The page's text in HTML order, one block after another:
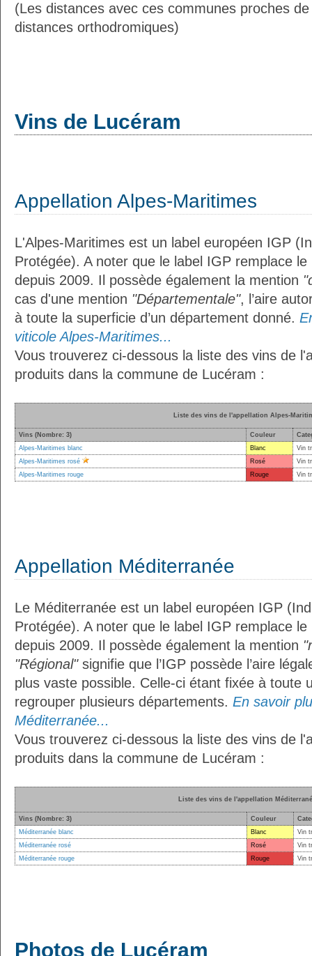
(Les distances avec ces communes proches
distances orthodromiques)
Vins de Lucéram
Appellation Alpes-Maritimes
L'Alpes-Maritimes est un label européen IGP
Protégée). A noter que le label IGP remplace
depuis 2009. Il possède également la mention
cas d'une mention "Départementale", l’aire
à toute la superficie d’un département donné.
viticole Alpes-Maritimes...
Vous trouverez ci-dessous la liste des vins de
produits dans la commune de Lucéram :
Liste des vins de l'appellation Alpes-
Vins (Nombre: 3) Couleur
Alpes-Maritimes blanc
Blanc
Vin
Alpes-Maritimes rosé
Rosé
Vin
Alpes-Maritimes rouge
Rouge Vin
Appellation Méditerranée
Le Méditerranée est un label européen IGP
Protégée). A noter que le label IGP remplace
depuis 2009. Il possède également la mention
"Régional"signifie que l’IGP possède l’aire
plus vaste possible. Celle-ci étant fixée à toute
regrouper plusieurs départements. En savoir
Méditerranée...
Vous trouverez ci-dessous la liste des vins de
produits dans la commune de Lucéram :
Liste des vins de l'appellation
Vins (Nombre: 3) Couleur
Méditerranée blanc
Blanc
Vin
Méditerranée rosé
Rosé
Vin
Méditerranée rouge
Rouge Vin
Photos de Lucéram